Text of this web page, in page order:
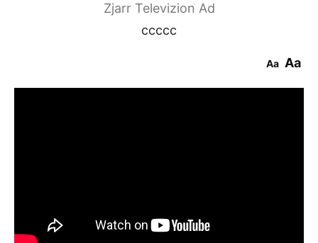
Zjarr Televizion Ad
ccccc
Aa Aa